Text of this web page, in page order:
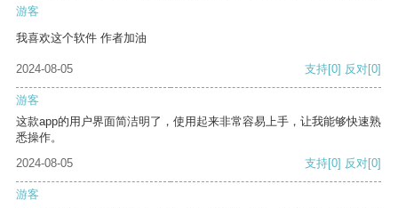
游客
我喜欢这个软件 作者加油
2024-08-05 支持[0] 反对[0]
游客
这款app的用户界面简洁明了，使用起来非常容易上手，让我能够快速熟
悉操作。
2024-08-05
支持[0] 反对[0]
游客